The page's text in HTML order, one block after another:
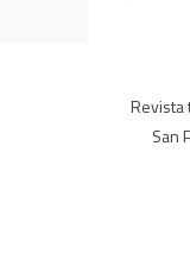
Revista
San